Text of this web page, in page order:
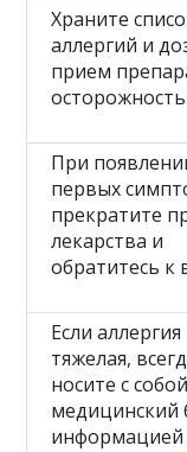
Храните
аллергий и
прием
При
первых
прекратите
лекарства и
обратитесь к
Если аллергия
тяжелая,
носите с собой
медицинский
информацией